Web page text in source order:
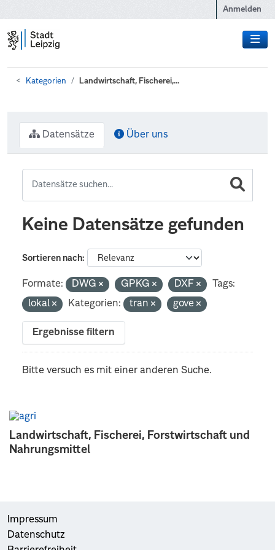
Anmelden
Kategorien Landwirtschaft, Fischerei,...
Landwirtschaft, Fischerei, Forstwirtschaft und
Nahrungsmittel
Datensätze Über uns
Keine Datensätze gefunden
Sortieren nach
Formate: DWG GPKG DXF
Tags:
lokal
Kategorien: tran gove
Ergebnisse filtern
Bitte versuch es mit einer anderen Suche.
Impressum
Datenschutz